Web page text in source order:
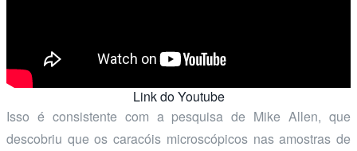
Link do Youtube
Isso é consistente com a pesquisa de Mike Allen, que
descobriu que os caracóis microscópicos nas amostras de